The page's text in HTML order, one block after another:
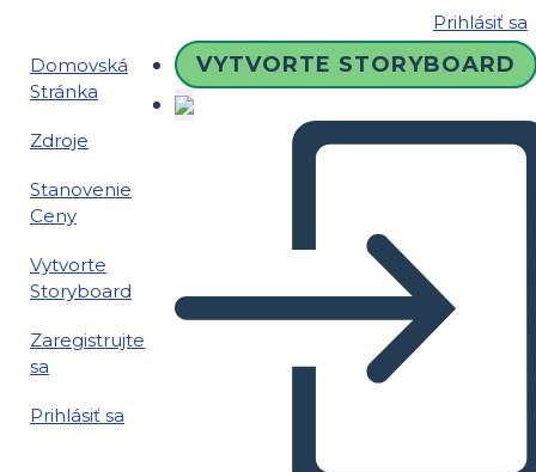
Prihlásiť sa
Domovská
Stránka
Zdroje
Stanovenie
Ceny
Vytvorte
Storyboard
Zaregistrujte
sa
Prihlásiť sa
VYTVORTE STORYBOARD